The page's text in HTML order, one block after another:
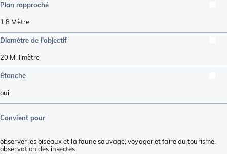
Plan rapproché
1,8 Mètre
Diamètre de l'objectif
20 Millimètre
Étanche
oui
Convient pour
observer les oiseaux et la faune sauvage,voyager et faire du tourisme,
observation des insectes